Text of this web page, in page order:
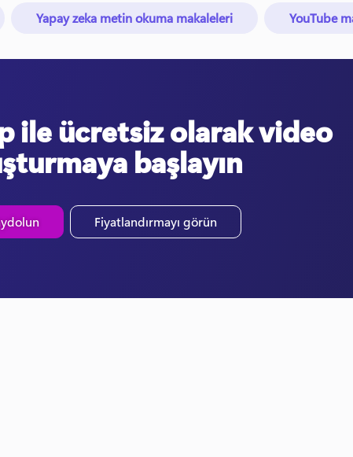
Yapay zeka metin okuma makaleleri YouTube
ile ücretsiz olarak video
başlayın
Fiyatlandırmayı görün